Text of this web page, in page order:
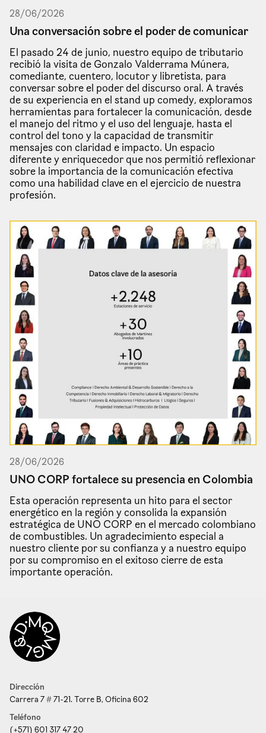
28/06/2026
Una conversación sobre el poder de comunicar
El pasado 24 de junio, nuestro equipo de tributario
recibió la visita de Gonzalo Valderrama Múnera,
comediante, cuentero, locutor y libretista, para
conversar sobre el poder del discurso oral. A través
de su experiencia en el stand up comedy, exploramos
herramientas para fortalecer la comunicación, desde
el manejo del ritmo y el uso del lenguaje, hasta el
control del tono y la capacidad de transmitir
mensajes con claridad e impacto. Un espacio
diferente y enriquecedor que nos permitió reflexionar
sobre la importancia de la comunicación efectiva
como una habilidad clave en el ejercicio de nuestra
profesión.
28/06/2026
UNO CORP fortalece su presencia en Colombia
Esta operación representa un hito para el sector
energético en la región y consolida la expansión
estratégica de UNO CORP en el mercado colombiano
de combustibles. Un agradecimiento especial a
nuestro cliente por su confianza y a nuestro equipo
por su compromiso en el exitoso cierre de esta
importante operación.
Dirección
Carrera 7 # 71-21. Torre B, Oficina 602
Teléfono
(+571) 601 317 47 20